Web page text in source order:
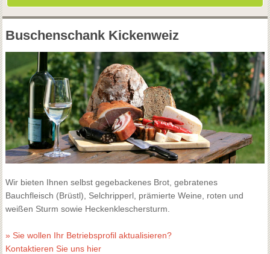
Buschenschank Kickenweiz
Wir bieten Ihnen selbst gegebackenes Brot, gebratenes
Bauchfleisch (Brüstl), Selchripperl, prämierte Weine, roten und
weißen Sturm sowie Heckenkleschersturm.
» Sie wollen Ihr Betriebsprofil aktualisieren?
Kontaktieren Sie uns hier